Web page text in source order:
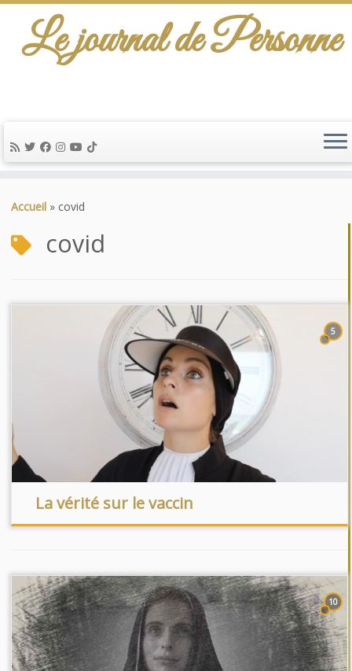
au
Le journal de Personne
Accueil » covid
covid
5
La vérité sur le vaccin
10